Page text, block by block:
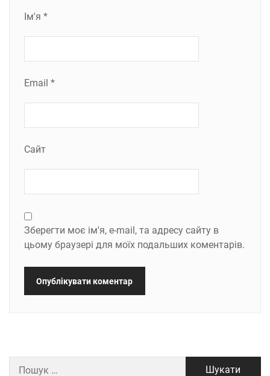
Ім'я *
Email *
Сайт
Зберегти моє ім'я, e-mail, та адресу сайту в
цьому браузері для моїх подальших коментарів.